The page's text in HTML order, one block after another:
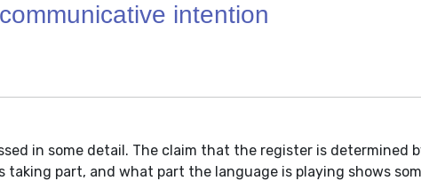
intention
in some detail. The claim that the register is determined
part, and what part the language is playing shows